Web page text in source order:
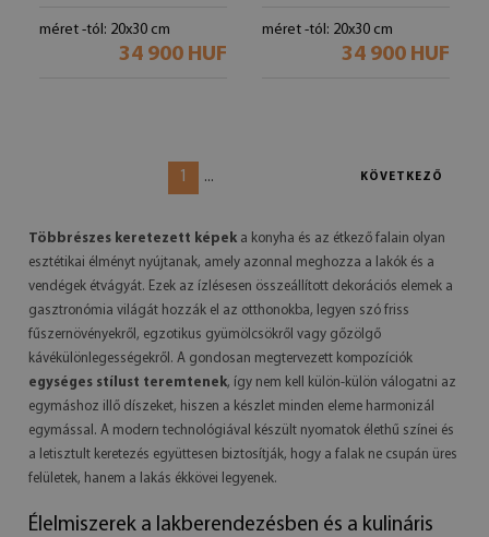
méret -tól: 20x30 cm
34 900 HUF
méret -tól: 20x30 cm
34 900 HUF
1 ... KÖVETKEZŐ
Többrészes keretezett képek a konyha és az étkező falain olyan
esztétikai élményt nyújtanak, amely azonnal meghozza a lakók és a
vendégek étvágyát. Ezek az ízlésesen összeállított dekorációs elemek a
gasztronómia világát hozzák el az otthonokba, legyen szó friss
fűszernövényekről, egzotikus gyümölcsökről vagy gőzölgő
kávékülönlegességekről. A gondosan megtervezett kompozíciók
egységes stílust teremtenek, így nem kell külön-külön válogatni az
egymáshoz illő díszeket, hiszen a készlet minden eleme harmonizál
egymással. A modern technológiával készült nyomatok élethű színei és
a letisztult keretezés együttesen biztosítják, hogy a falak ne csupán üres
felületek, hanem a lakás ékkövei legyenek.
Élelmiszerek a lakberendezésben és a kulináris